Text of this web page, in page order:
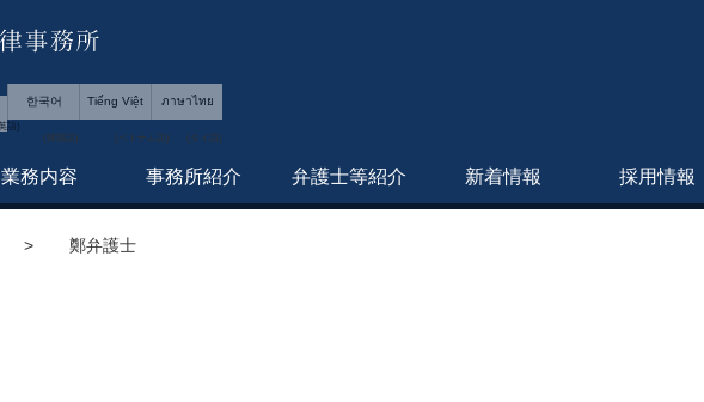
한국어 Tiếng Việt ภาษาไทย
業務内容 事務所紹介 弁護士等紹介 新着情報 採用情報
> 鄭弁護士